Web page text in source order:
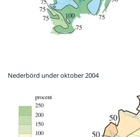
Nederbörd under oktober 2004